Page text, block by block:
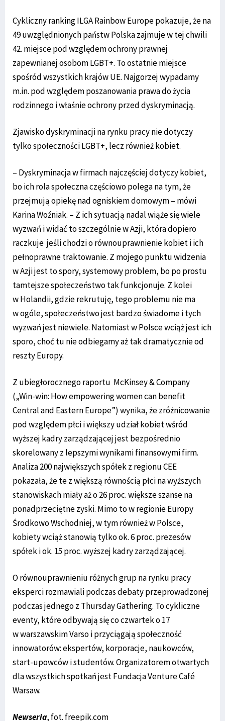
Cykliczny ranking ILGA Rainbow Europe pokazuje, że na
49 uwzględnionych państw Polska zajmuje w tej chwili
42. miejsce pod względem ochrony prawnej
zapewnianej osobom LGBT+. To ostatnie miejsce
spośród wszystkich krajów UE. Najgorzej wypadamy
m.in. pod względem poszanowania prawa do życia
rodzinnego i właśnie ochrony przed dyskryminacją.
Zjawisko dyskryminacji na rynku pracy nie dotyczy
tylko społeczności LGBT+, lecz również kobiet.
– Dyskryminacja w firmach najczęściej dotyczy kobiet,
bo ich rola społeczna częściowo polega na tym, że
przejmują opiekę nad ogniskiem domowym – mówi
Karina Woźniak. – Z ich sytuacją nadal wiąże się wiele
wyzwań i widać to szczególnie w Azji, która dopiero
raczkuje jeśli chodzi o równouprawnienie kobiet i ich
pełnoprawne traktowanie. Z mojego punktu widzenia
w Azji jest to spory, systemowy problem, bo po prostu
tamtejsze społeczeństwo tak funkcjonuje. Z kolei
w Holandii, gdzie rekrutuję, tego problemu nie ma
w ogóle, społeczeństwo jest bardzo świadome i tych
wyzwań jest niewiele. Natomiast w Polsce wciąż jest ich
sporo, choć tu nie odbiegamy aż tak dramatycznie od
reszty Europy.
Z ubiegłorocznego raportu McKinsey & Company
(„Win-win: How empowering women can benefit
Central and Eastern Europe”) wynika, że zróżnicowanie
pod względem płci i większy udział kobiet wśród
wyższej kadry zarządzającej jest bezpośrednio
skorelowany z lepszymi wynikami finansowymi firm.
Analiza 200 największych spółek z regionu CEE
pokazała, że te z większą równością płci na wyższych
stanowiskach miały aż o 26 proc. większe szanse na
ponadprzeciętne zyski. Mimo to w regionie Europy
Środkowo Wschodniej, w tym również w Polsce,
kobiety wciąż stanowią tylko ok. 6 proc. prezesów
spółek i ok. 15 proc. wyższej kadry zarządzającej.
O równouprawnieniu różnych grup na rynku pracy
eksperci rozmawiali podczas debaty przeprowadzonej
podczas jednego z Thursday Gathering. To cykliczne
eventy, które odbywają się co czwartek o 17
w warszawskim Varso i przyciągają społeczność
innowatorów: ekspertów, korporacje, naukowców,
start-upowców i studentów. Organizatorem otwartych
dla wszystkich spotkań jest Fundacja Venture Café
Warsaw.
Newseria, fot. freepik.com